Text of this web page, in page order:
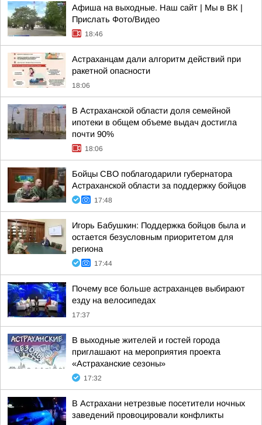
Афиша на выходные. Наш сайт | Мы в ВК |
Прислать Фото/Видео
18:46
Астраханцам дали алгоритм действий при
ракетной опасности
18:06
В Астраханской области доля семейной
ипотеки в общем объеме выдач достигла
почти 90%
18:06
Бойцы СВО поблагодарили губернатора
Астраханской области за поддержку бойцов
17:48
Игорь Бабушкин: Поддержка бойцов была и
остается безусловным приоритетом для
региона
17:44
Почему все больше астраханцев выбирают
езду на велосипедах
17:37
В выходные жителей и гостей города
приглашают на мероприятия проекта
«Астраханские сезоны»
17:32
В Астрахани нетрезвые посетители ночных
заведений провоцировали конфликты